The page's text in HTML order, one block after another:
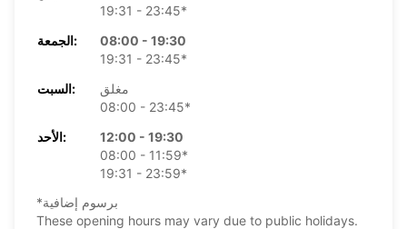
19:31 - 23:45*
الجمعة:
08:00 - 19:30
19:31 - 23:45*
السبت:
مغلق
08:00 - 23:45*
الأحد:
12:00 - 19:30
08:00 - 11:59*
19:31 - 23:59*
*برسوم إضافية
These opening hours may vary due to public holidays.